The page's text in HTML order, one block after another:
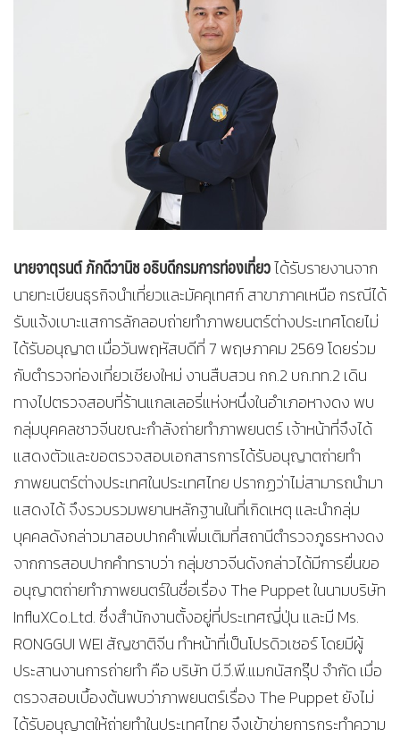
นายจาตุรนต์ ภักดีวานิช อธิบดีกรมการท่องเที่ยวได้รับรายงานจาก
นายทะเบียนธุรกิจนำเที่ยวและมัคคุเทศก์ สาขาภาคเหนือ กรณีได้
รับแจ้งเบาะแสการลักลอบถ่ายทำภาพยนตร์ต่างประเทศโดยไม่
ได้รับอนุญาต เมื่อวันพฤหัสบดีที่ 7 พฤษภาคม 2569 โดยร่วม
กับตำรวจท่องเที่ยวเชียงใหม่ งานสืบสวน กก.2 บก.ทท.2 เดิน
ทางไปตรวจสอบที่ร้านแกลเลอรี่แห่งหนึ่งในอำเภอหางดง พบ
กลุ่มบุคคลชาวจีนขณะกำลังถ่ายทำภาพยนตร์ เจ้าหน้าที่จึงได้
แสดงตัวและขอตรวจสอบเอกสารการได้รับอนุญาตถ่ายทำ
ภาพยนตร์ต่างประเทศในประเทศไทย ปรากฏว่าไม่สามารถนำมา
แสดงได้ จึงรวบรวมพยานหลักฐานในที่เกิดเหตุ และนำกลุ่ม
บุคคลดังกล่าวมาสอบปากคำเพิ่มเติมที่สถานีตำรวจภูธรหางดง
จากการสอบปากคำทราบว่า กลุ่มชาวจีนดังกล่าวได้มีการยื่นขอ
อนุญาตถ่ายทำภาพยนตร์ในชื่อเรื่อง The Puppet ในนามบริษัท
InfluXCo.Ltd. ซึ่งสำนักงานตั้งอยู่ที่ประเทศญี่ปุ่น และมี Ms.
RONGGUI WEI สัญชาติจีน ทำหน้าที่เป็นโปรดิวเซอร์ โดยมีผู้
ประสานงานการถ่ายทำ คือ บริษัท บี.วี.พี.แมกนัสกรุ๊ป จำกัด เมื่อ
ตรวจสอบเบื้องต้นพบว่าภาพยนตร์เรื่อง The Puppet ยังไม่
ได้รับอนุญาตให้ถ่ายทำในประเทศไทย จึงเข้าข่ายการกระทำความ